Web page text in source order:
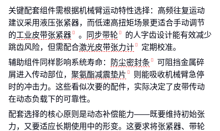
关键配套组件需根据机械臂运动特性选择：高频往复运动
建议采用液压张紧器，而低速高扭矩场景更适合手动调节
的工业皮带张紧器 。 同步带轮
的人字齿设计能有效减少
跳齿风险，但需配合激光皮带张力计
定期校准。
辅助组件同样影响系统寿命：
防尘密封条
可阻挡金属碎
屑进入传动部位， 聚氨酯减震垫片
则能吸收机械臂急停
时的冲击力。这些看似次要的配件，实际决定了皮带传动
在动态负载下的可靠性。
配套选择的核心原则是动态补偿能力——既要维持初始张
力，又要适应长期使用中的形变。这要求将张紧器、带轮